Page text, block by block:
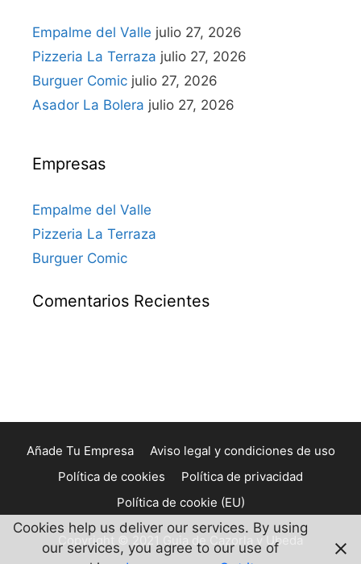
Empalme del Valle julio 27, 2026
Pizzeria La Terraza julio 27, 2026
Burguer Comic julio 27, 2026
Asador La Bolera julio 27, 2026
Empresas
Empalme del Valle
Pizzeria La Terraza
Burguer Comic
Comentarios Recientes
Añade Tu Empresa
Aviso legal y condiciones de uso
Política de cookies
Política de privacidad
Política de cookie (EU)
Copyright © 2021 Guia de Cazorla y Ubeda
Cookies help us deliver our services. By using
our services, you agree to our use of